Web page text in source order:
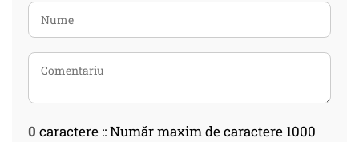
0 caractere :: Număr maxim de caractere 1000